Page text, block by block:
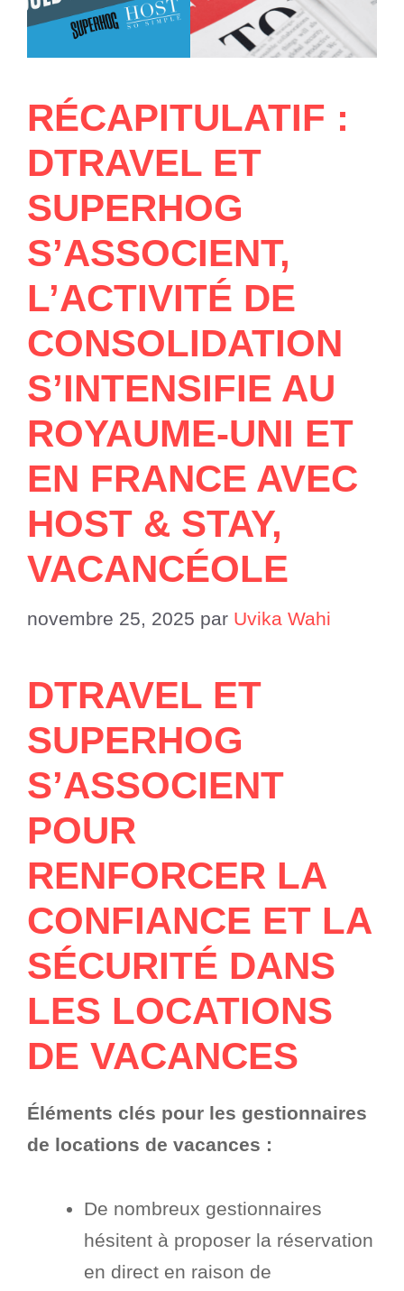
RÉCAPITULATIF :
DTRAVEL ET
SUPERHOG
S’ASSOCIENT,
L’ACTIVITÉ DE
CONSOLIDATION
S’INTENSIFIE AU
ROYAUME-UNI ET
EN FRANCE AVEC
HOST & STAY,
VACANCÉOLE
novembre 25, 2025 par Uvika Wahi
DTRAVEL ET
SUPERHOG
S’ASSOCIENT
POUR
RENFORCER LA
CONFIANCE ET LA
SÉCURITÉ DANS
LES LOCATIONS
DE VACANCES
Éléments clés pour les gestionnaires
de locations de vacances :
De nombreux gestionnaires
hésitent à proposer la réservation
en direct en raison de